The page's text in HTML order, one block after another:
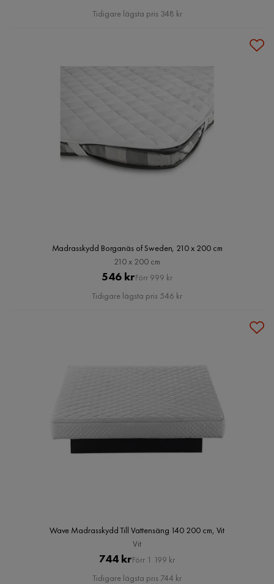
Pris
Tidigare lägsta pris 348 kr
Madrasskydd Borganäs of Sweden, 210 x 200 cm
210 x 200 cm
Pris
546 krOriginal
Pris
Förr 999 kr
Tidigare lägsta pris 546 kr
Wave Madrasskydd Till Vattensäng 140 200 cm, Vit
Vit
Pris
744 kr Original
Pris
Förr 1 199 kr
Tidigare lägsta pris 744 kr